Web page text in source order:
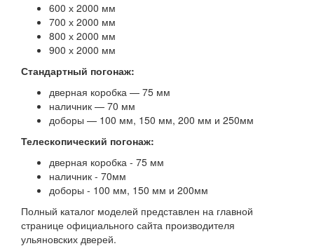
600 х 2000 мм
700 х 2000 мм
800 х 2000 мм
900 х 2000 мм
Стандартный погонаж:
дверная коробка — 75 мм
наличник — 70 мм
доборы — 100 мм, 150 мм, 200 мм и 250мм
Телескопический погонаж:
дверная коробка - 75 мм
наличник - 70мм
доборы - 100 мм, 150 мм и 200мм
Полный каталог моделей представлен на главной
странице официального сайта производителя
ульяновских дверей.